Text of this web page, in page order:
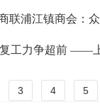
3 4 5